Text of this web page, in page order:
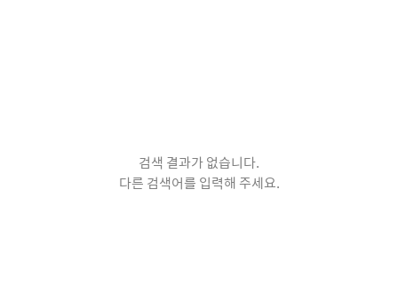
검색 결과가 없습니다.
다른 검색어를 입력해 주세요.